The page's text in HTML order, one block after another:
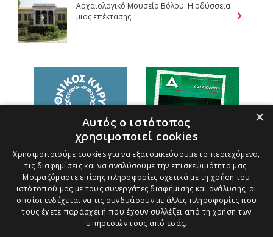
Αρχαιολογικό Μουσείο Βόλου: Η οδύσσεια
μιας επέκτασης
×
Αυτός ο ιστότοπος
χρησιμοποιεί cookies
Χρησιμοποιούμε cookies για να εξατομικεύσουμε το περιεχόμενο,
τις διαφημίσεις και να αναλύσουμε την επισκεψιμότητά μας.
Μοιραζόμαστε επίσης πληροφορίες σχετικά με τη χρήση του
ιστότοπού μας με τους συνεργάτες διαφήμισης και ανάλυσης, οι
οποίοι ενδέχεται να τις συνδυάσουν με άλλες πληροφορίες που
τους έχετε παράσχει ή που έχουν συλλέξει από τη χρήση των
υπηρεσιών τους από εσάς.